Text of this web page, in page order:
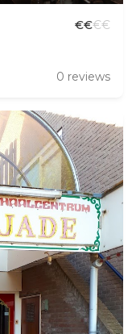
€€€€
0 reviews